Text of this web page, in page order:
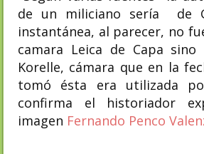
de un miliciano sería de
instantánea, al parecer, no
camara Leica de Capa sino
Korelle, cámara que en la
tomó ésta era utilizada
confirma el historiador
imagen Fernando Penco